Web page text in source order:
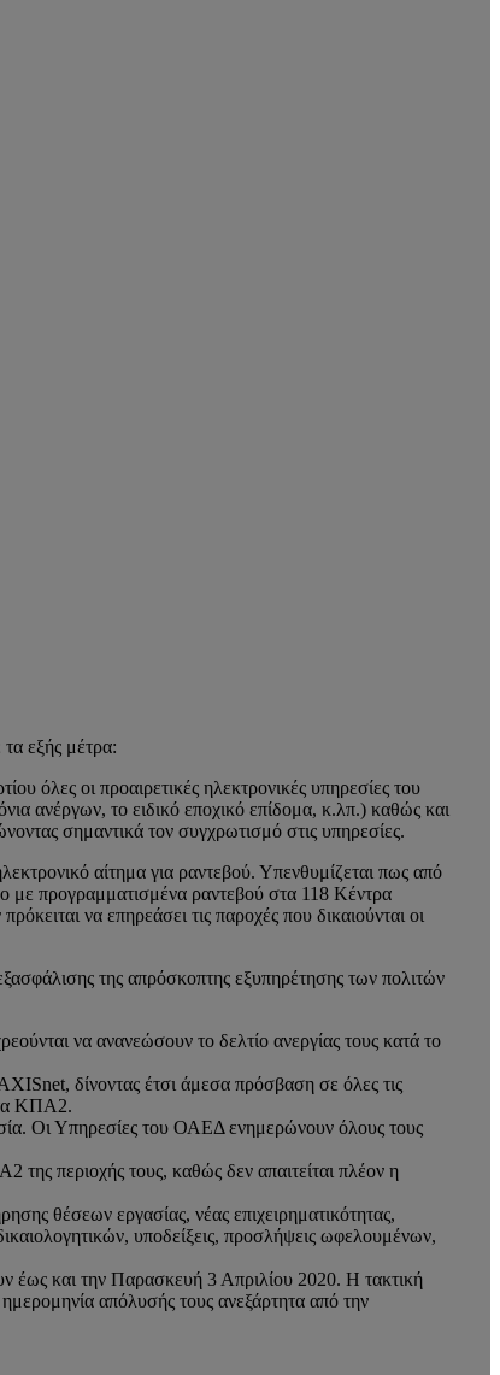
εξής μέτρα:
όλες οι προαιρετικές ηλεκτρονικές υπηρεσίες του
ανέργων, το ειδικό εποχικό επίδομα, κ.λπ.) καθώς και
σημαντικά τον συγχρωτισμό στις υπηρεσίες.
αίτημα για ραντεβού. Υπενθυμίζεται πως από
με προγραμματισμένα ραντεβού στα 118 Κέντρα
να επηρεάσει τις παροχές που δικαιούνται οι
της απρόσκοπτης εξυπηρέτησης των πολιτών
να ανανεώσουν το δελτίο ανεργίας τους κατά το
δίνοντας έτσι άμεσα πρόσβαση σε όλες τις
ΚΠΑ2.
Οι Υπηρεσίες του ΟΑΕΔ ενημερώνουν όλους τους
περιοχής τους, καθώς δεν απαιτείται πλέον η
θέσεων εργασίας, νέας επιχειρηματικότητας,
υποδείξεις, προσλήψεις ωφελουμένων,
έως και την Παρασκευή 3 Απριλίου 2020. Η τακτική
απόλυσής τους ανεξάρτητα από την